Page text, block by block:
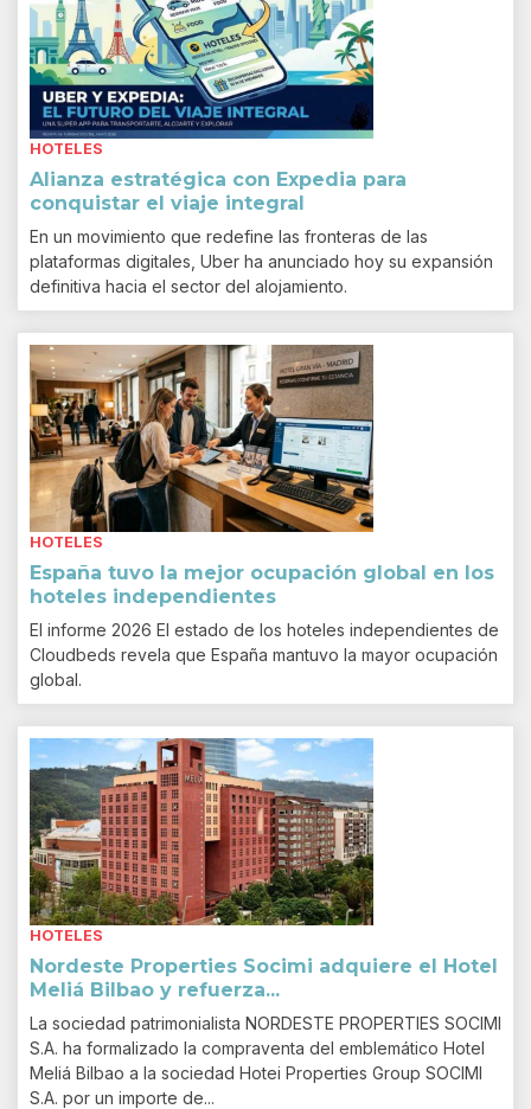
HOTELES
Alianza estratégica con Expedia para
conquistar el viaje integral
En un movimiento que redefine las fronteras de las
plataformas digitales, Uber ha anunciado hoy su expansión
definitiva hacia el sector del alojamiento.
HOTELES
España tuvo la mejor ocupación global en los
hoteles independientes
El informe 2026 El estado de los hoteles independientes de
Cloudbeds revela que España mantuvo la mayor ocupación
global.
HOTELES
Nordeste Properties Socimi adquiere el Hotel
Meliá Bilbao y refuerza...
La sociedad patrimonialista NORDESTE PROPERTIES SOCIMI
S.A. ha formalizado la compraventa del emblemático Hotel
Meliá Bilbao a la sociedad Hotei Properties Group SOCIMI
S.A. por un importe de...